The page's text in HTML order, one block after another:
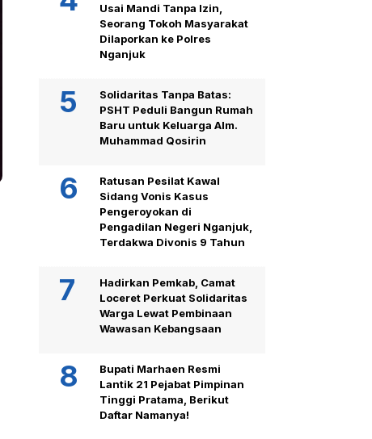
Usai Mandi Tanpa Izin,
Seorang Tokoh Masyarakat
Dilaporkan ke Polres
Nganjuk
Solidaritas Tanpa Batas:
PSHT Peduli Bangun Rumah
Baru untuk Keluarga Alm.
Muhammad Qosirin
Ratusan Pesilat Kawal
Sidang Vonis Kasus
Pengeroyokan di
Pengadilan Negeri Nganjuk,
Terdakwa Divonis 9 Tahun
Hadirkan Pemkab, Camat
Loceret Perkuat Solidaritas
Warga Lewat Pembinaan
Wawasan Kebangsaan
Bupati Marhaen Resmi
Lantik 21 Pejabat Pimpinan
Tinggi Pratama, Berikut
Daftar Namanya!